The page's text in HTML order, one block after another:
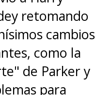
retomando
cambios
como la
de Parker y
para